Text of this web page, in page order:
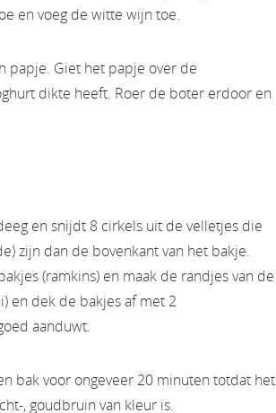
en voeg de witte wijn toe.
papje. Giet het papje over de
dikte heeft. Roer de boter erdoor en
en snijdt 8 cirkels uit de velletjes die
zijn dan de bovenkant van het bakje.
(ramkins) en maak de randjes van de
en dek de bakjes af met 2
aanduwt.
bak voor ongeveer 20 minuten totdat het
, goudbruin van kleur is.